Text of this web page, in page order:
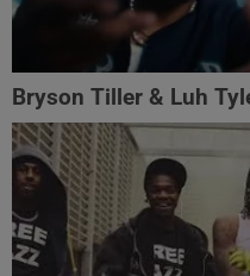
Bryson Tiller & Luh